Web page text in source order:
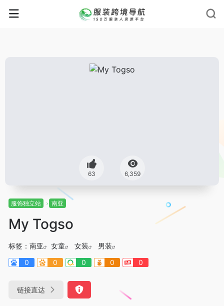
63 6,359
服饰独立站 南亚
My Togso
标签： 南亚 女童 女装
男装
0
0 0 0 0
链接直达